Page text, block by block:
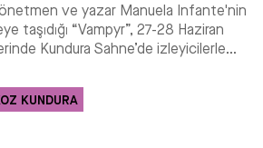
ve yazar Manuela Infante'nin
taşıdığı “Vampyr”, 27-28 Haziran
Kundura Sahne’de izleyicilerle...
KUNDURA